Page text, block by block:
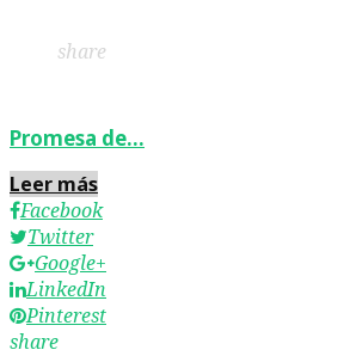
share
Promesa de…
Leer más
Facebook
Twitter
Google+
LinkedIn
Pinterest
share